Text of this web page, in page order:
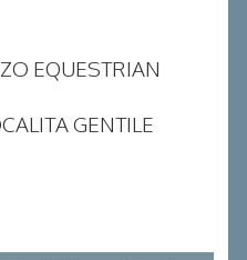
EQUESTRIAN
GENTILE